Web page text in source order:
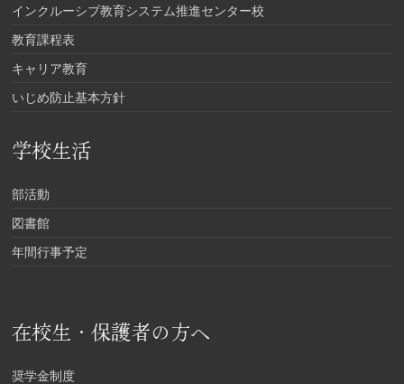
インクルーシブ教育システム推進センター校
教育課程表
キャリア教育
いじめ防止基本方針
学校生活
部活動
図書館
年間行事予定
在校生・保護者の方へ
奨学金制度